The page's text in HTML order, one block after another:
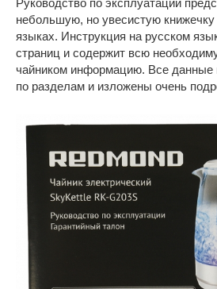
небольшую, но увесистую книжечку
языках. Инструкция на русском
страниц и содержит всю
чайником информацию. Все данные
по разделам и изложены очень